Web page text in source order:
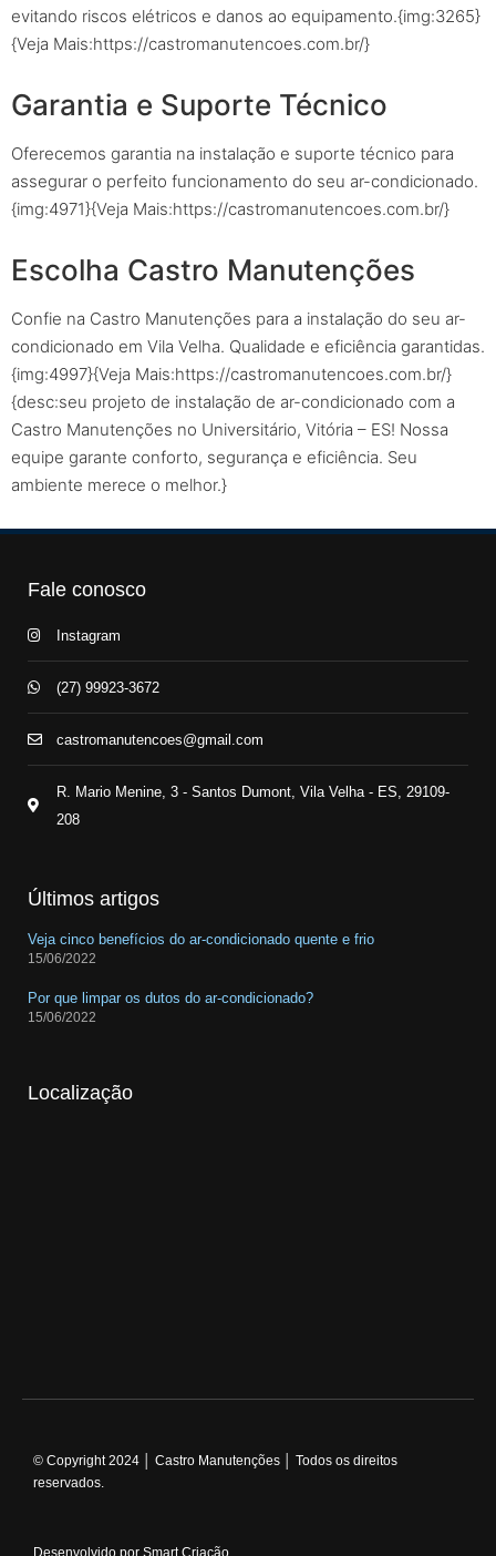
evitando riscos elétricos e danos ao equipamento.{img:3265}
{Veja Mais:https://castromanutencoes.com.br/}
Garantia e Suporte Técnico
Oferecemos garantia na instalação e suporte técnico para
assegurar o perfeito funcionamento do seu ar-condicionado.
{img:4971}{Veja Mais:https://castromanutencoes.com.br/}
Escolha Castro Manutenções
Confie na Castro Manutenções para a instalação do seu ar-
condicionado em Vila Velha. Qualidade e eficiência garantidas.
{img:4997}{Veja Mais:https://castromanutencoes.com.br/}
{desc:seu projeto de instalação de ar-condicionado com a
Castro Manutenções no Universitário, Vitória – ES! Nossa
equipe garante conforto, segurança e eficiência. Seu
ambiente merece o melhor.}
Fale conosco
Instagram
(27) 99923-3672
castromanutencoes@gmail.com
R. Mario Menine, 3 - Santos Dumont, Vila Velha - ES, 29109-
208
Últimos artigos
Veja cinco benefícios do ar-condicionado quente e frio
15/06/2022
Por que limpar os dutos do ar-condicionado?
15/06/2022
Localização
© Copyright 2024 │ Castro Manutenções │ Todos os direitos
reservados.
Desenvolvido por Smart Criação